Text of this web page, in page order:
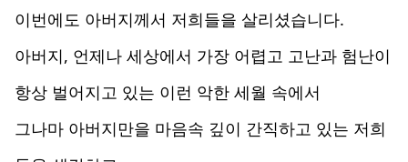
이번에도 아버지께서 저희들을 살리셨습니다.
아버지, 언제나 세상에서 가장 어렵고 고난과 험난이
항상 벌어지고 있는 이런 악한 세월 속에서
그나마 아버지만을 마음속 깊이 간직하고 있는 저희